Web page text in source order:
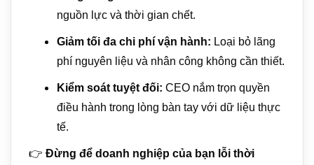
nguồn lực và thời gian chết.
Giảm tối đa chi phí vận hành: Loại bỏ lãng
phí nguyên liệu và nhân công không cần thiết.
Kiểm soát tuyệt đối: CEO nắm trọn quyền
điều hành trong lòng bàn tay với dữ liệu thực
tế.
👉 Đừng để doanh nghiệp của bạn lỗi thời